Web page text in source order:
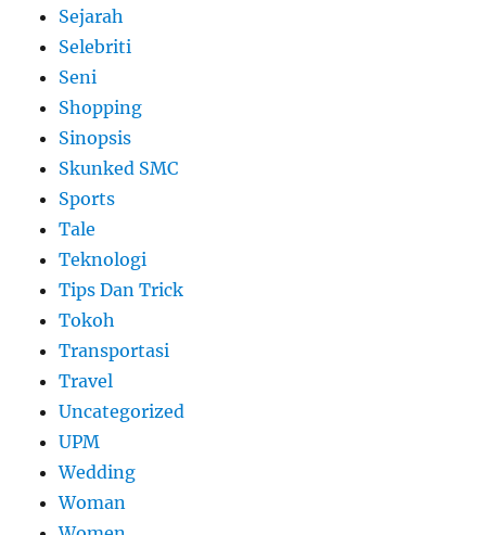
Sejarah
Selebriti
Seni
Shopping
Sinopsis
Skunked SMC
Sports
Tale
Teknologi
Tips Dan Trick
Tokoh
Transportasi
Travel
Uncategorized
UPM
Wedding
Woman